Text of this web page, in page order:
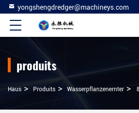
yongshengdredger@machineys.com
produits
Haus > Produits > Wasserpflanzenernter > 8